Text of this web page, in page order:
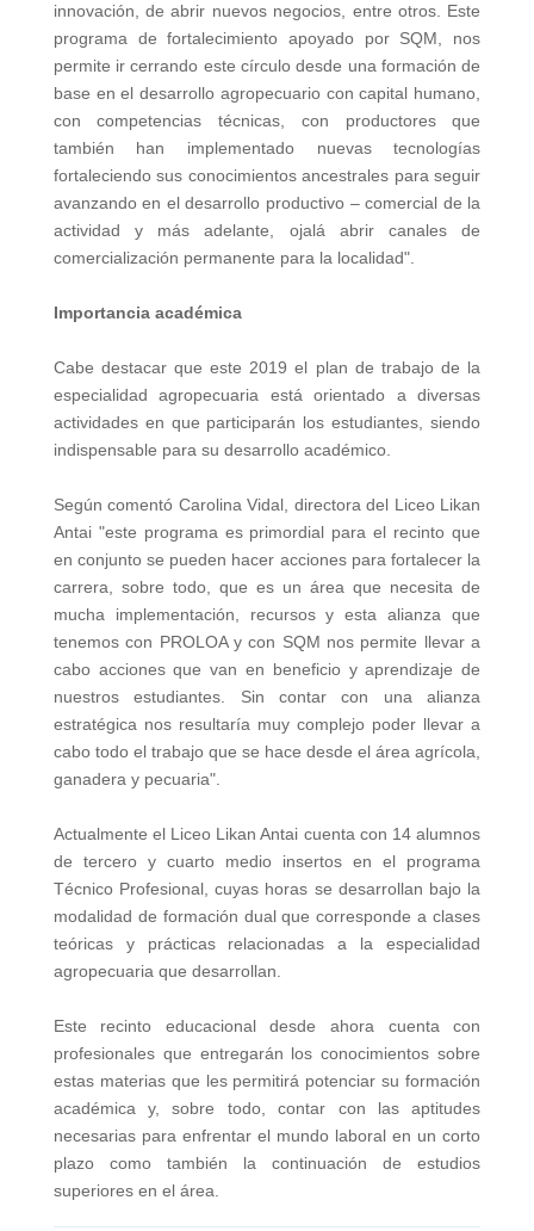
innovación, de abrir nuevos negocios, entre otros. Este
programa de fortalecimiento apoyado por SQM, nos
permite ir cerrando este círculo desde una formación de
base en el desarrollo agropecuario con capital humano,
con competencias técnicas, con productores que
también han implementado nuevas tecnologías
fortaleciendo sus conocimientos ancestrales para seguir
avanzando en el desarrollo productivo – comercial de la
actividad y más adelante, ojalá abrir canales de
comercialización permanente para la localidad".
Importancia académica
Cabe destacar que este 2019 el plan de trabajo de la
especialidad agropecuaria está orientado a diversas
actividades en que participarán los estudiantes, siendo
indispensable para su desarrollo académico.
Según comentó Carolina Vidal, directora del Liceo Likan
Antai "este programa es primordial para el recinto que
en conjunto se pueden hacer acciones para fortalecer la
carrera, sobre todo, que es un área que necesita de
mucha implementación, recursos y esta alianza que
tenemos con PROLOA y con SQM nos permite llevar a
cabo acciones que van en beneficio y aprendizaje de
nuestros estudiantes. Sin contar con una alianza
estratégica nos resultaría muy complejo poder llevar a
cabo todo el trabajo que se hace desde el área agrícola,
ganadera y pecuaria".
Actualmente el Liceo Likan Antai cuenta con 14 alumnos
de tercero y cuarto medio insertos en el programa
Técnico Profesional, cuyas horas se desarrollan bajo la
modalidad de formación dual que corresponde a clases
teóricas y prácticas relacionadas a la especialidad
agropecuaria que desarrollan.
Este recinto educacional desde ahora cuenta con
profesionales que entregarán los conocimientos sobre
estas materias que les permitirá potenciar su formación
académica y, sobre todo, contar con las aptitudes
necesarias para enfrentar el mundo laboral en un corto
plazo como también la continuación de estudios
superiores en el área.